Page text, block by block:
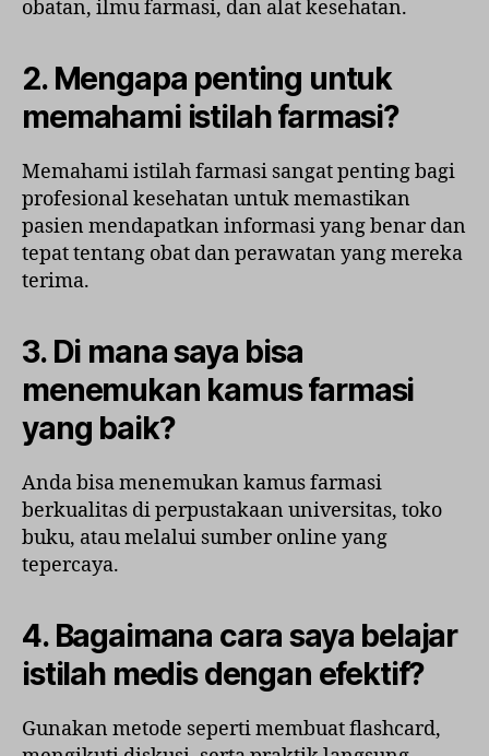
obatan, ilmu farmasi, dan alat kesehatan.
2. Mengapa penting untuk
memahami istilah farmasi?
Memahami istilah farmasi sangat penting bagi
profesional kesehatan untuk memastikan
pasien mendapatkan informasi yang benar dan
tepat tentang obat dan perawatan yang mereka
terima.
3. Di mana saya bisa
menemukan kamus farmasi
yang baik?
Anda bisa menemukan kamus farmasi
berkualitas di perpustakaan universitas, toko
buku, atau melalui sumber online yang
tepercaya.
4. Bagaimana cara saya belajar
istilah medis dengan efektif?
Gunakan metode seperti membuat flashcard,